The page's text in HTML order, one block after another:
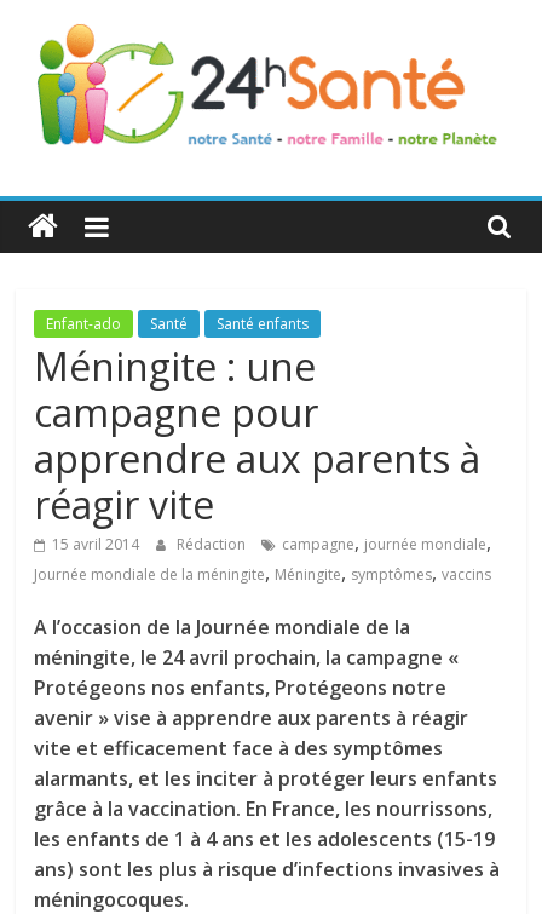
24h
Santé
La
santé
toute
famille
Enfant-ado Santé Santé enfants
Méningite : une
campagne pour
apprendre aux parents à
réagir vite
15 avril 2014 Rédaction campagne, journée mondiale,
Journée mondiale de la méningite, Méningite, symptômes,vaccins
A l’occasion de la Journée mondiale de la
méningite, le 24 avril prochain, la campagne «
Protégeons nos enfants, Protégeons notre
avenir » vise à apprendre aux parents à réagir
vite et efficacement face à des symptômes
alarmants, et les inciter à protéger leurs enfants
grâce à la vaccination. En France, les nourrissons,
les enfants de 1 à 4 ans et les adolescents (15-19
ans) sont les plus à risque d’infections invasives à
méningocoques.